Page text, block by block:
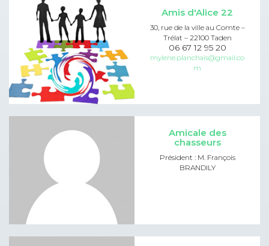
Amis d'Alice 22
30, rue de la ville au Comte –
Trélat – 22100 Taden
06 67 12 95 20
mylene.planchais@gmail.co
m
Amicale des
chasseurs
Président : M. François
BRANDILY